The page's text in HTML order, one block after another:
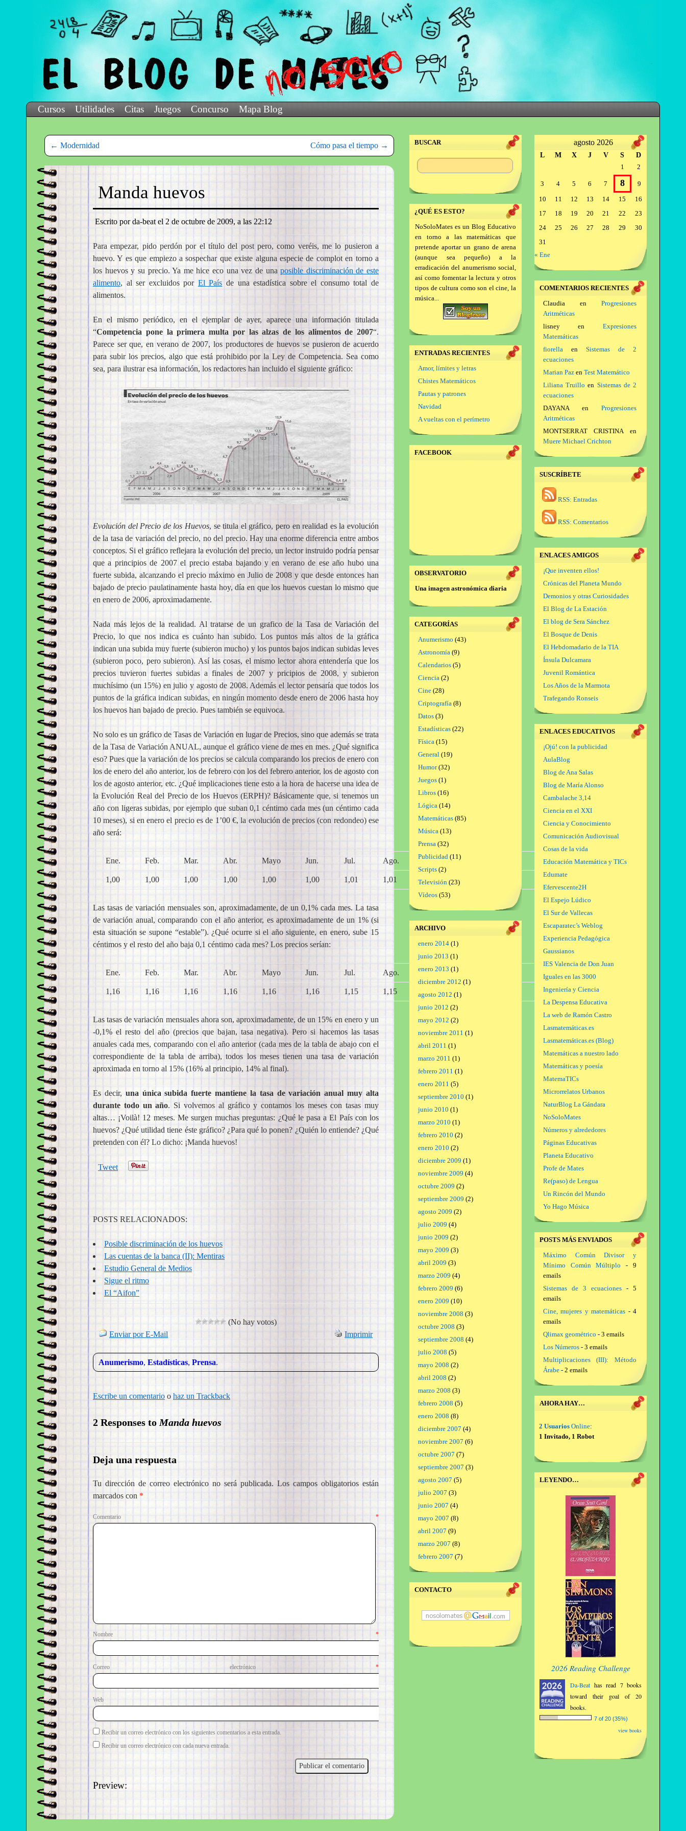
Cursos Utilidades Citas Juegos Concurso Mapa Blog
← Modernidad Cómo pasa el tiempo →
Manda huevos
Escrito por da-beat el 2 de octubre de 2009, a las 22:12
Para empezar, pido perdón por el título del post pero, como veréis, me lo pusieron a
huevo. Y es que empiezo a sospechar que existe alguna especie de complot en torno a
los huevos y su precio. Ya me hice eco una vez de unaposible discriminación de este
alimento, al ser excluidos por El País de una estadística sobre el consumo total de
alimentos.
En el mismo periódico, en el ejemplar de ayer, aparece una información titulada
“Competencia pone la primera multa por las alzas de los alimentos de 2007“.
Parece ser que, en verano de 2007, los productores de huevos se pusieron de acuerdo
para subir los precios, algo que está prohibido por la Ley de Competencia. Sea como
sea, para ilustrar esa información, los redactores han incluido el siguiente gráfico:
Evolución del Precio de los Huevos, se titula el gráfico, pero en realidad es la evolución
de la tasa de variación del precio, no del precio. Hay una enorme diferencia entre ambos
conceptos. Si el gráfico reflejara la evolución del precio, un lector instruido podría pensar
que a principios de 2007 el precio estaba bajando y en verano de ese año hubo una
fuerte subida, alcanzando el precio máximo en Julio de 2008 y que desde entonces han
bajado de precio paulatinamente hasta hoy, día en que los huevos cuestan lo mismo que
en enero de 2006, aproximadamente.
Nada más lejos de la realidad. Al tratarse de un grafico de la Tasa de Variación del
Precio, lo que nos indica es cuánto han subido. Los puntos más altos de la gráfica
indican una subida muy fuerte (subieron mucho) y los puntos bajos indican subidas leves
(subieron poco, pero subieron). Así las cosas, el mismo lector ahora entendería que los
precios tuvieron fuertes subidas a finales de 2007 y pricipios de 2008, y subieron
muchísimo (un 15%) en julio y agosto de 2008. Además el lector pensaría que todos los
puntos de la gráfica indican subidas, en ningún momento desde enero de 2006 hasta hoy
los huevos han bajado de precio. Pues también se equivoca.
No solo es un gráfico de Tasas de Variación en lugar de Precios, sino que además se trata
de la Tasa de Variación ANUAL, aunque el gráfico viene de mes en mes. ¿Qué significa
eso? Pues que la variación de los precios se calcula comparando los precios de enero con
los de enero del año anterior, los de febrero con los del febrero anterior, los de agosto con
los de agosto anterior, etc. ¿Qué implicaciones tiene esto a la hora de hacerse una idea de
la Evolución Real del Precio de los Huevos (ERPH)? Básicamente que, si tenemos un
año con ligeras subidas, por ejemplo que suban 0,1 céntimo cada mes (un céntimo cada
10 meses), si en enero el precio es de 1’00 €, la evolución de precios (con redondeo) ese
año será:
Ene. Feb. Mar. Abr. Mayo Jun. Jul. Ago. Sept. Dic.
1,00 1,00 1,00 1,00 1,00 1,00 1,01 1,01 1,01 1,01
Las tasas de variación mensuales son, aproximadamente, de un 0,1% cada mes. La tasa
de variación anual, comparando con el año anterior, es aproximadamente de un 1% (si
esta situación se supone “estable”). ¿Qué ocurre si el año siguiente, en enero, sube 15
céntimos y el resto del año baja 0,1 céntimo cada mes? Los precios serían:
Ene. Feb. Mar. Abr. Mayo Jun. Jul. Ago. Sept. Dic.
1,16 1,16 1,16 1,16 1,16 1,16 1,15 1,15 1,15 1,15
Las tasas de variación mensuales ahora son, aproximadamente, de un 15% en enero y un
-0,1% el resto del año (precios que bajan, tasa negativa). Pero si hacemos las tasas
anuales cada mes, comparando con el año anterior (cada mes de la tabla de abajo con el
correspondiente de la tabla de arriba), todos los meses tienen una tasa de variación
aproximada en torno al 15% (16% al principio, 14% al final).
Es decir, una única subida fuerte mantiene la tasa de variación anual muy alta
durante todo un año. Si volvemos al gráfico y contamos los meses con tasas muy
altas… ¡Voilà! 12 meses. Me surgen muchas preguntas: ¿Qué le pasa a El País con los
huevos? ¿Qué utilidad tiene éste gráfico? ¿Para qué lo ponen? ¿Quién lo entiende? ¿Qué
pretenden con él? Lo dicho: ¡Manda huevos!
Tweet
POSTS RELACIONADOS:
Posible discriminación de los huevos
Las cuentas de la banca (II): Mentiras
Estudio General de Medios
Sigue el ritmo
El “Aifon”
(No hay votos)
Enviar por E-Mail
Imprimir
Anumerismo, Estadísticas, Prensa.
Escribe un comentario o haz un Trackback
2 Responses to Manda huevos
Deja una respuesta
Tu dirección de correo electrónico no será publicada. Los campos obligatorios están
marcados con *
Comentario *
Nombre *
Correo electrónico *
Web
Recibir un correo electrónico con los siguientes comentarios a esta entrada.
Recibir un correo electrónico con cada nueva entrada.
Preview:
BUSCAR
¿QUÉ ES ESTO?
NoSoloMates es un Blog Educativo
en torno a las matemáticas que
pretende aportar un grano de arena
(aunque sea pequeño) a la
erradicación del anumerismo social,
así como fomentar la lectura y otros
tipos de cultura como son el cine, la
música...
ENTRADAS RECIENTES
Amor, límites y letras
Chistes Matemáticos
Pautas y patrones
Navidad
A vueltas con el perímetro
FACEBOOK
OBSERVATORIO
Una imagen astronómica diaria
CATEGORÍAS
Anumerismo (43)
Astronomía(9)
Calendarios(5)
Ciencia(2)
Cine(28)
Criptografía(8)
Datos(3)
Estadísticas(22)
Física(15)
General(19)
Humor(32)
Juegos(1)
Libros(16)
Lógica(14)
Matemáticas(85)
Música(13)
Prensa(32)
Publicidad(11)
Scripts(2)
Televisión(23)
Vídeos(53)
ARCHIVO
enero 2014(1)
junio 2013 (1)
enero 2013 (1)
diciembre 2012 (1)
agosto 2012 (1)
junio 2012 (2)
mayo 2012 (2)
noviembre 2011 (1)
abril 2011 (1)
marzo 2011 (1)
febrero 2011 (1)
enero 2011 (5)
septiembre 2010 (1)
junio 2010 (1)
marzo 2010 (1)
febrero 2010 (2)
enero 2010 (2)
diciembre 2009 (1)
noviembre 2009 (4)
octubre 2009 (2)
septiembre 2009 (2)
agosto 2009 (2)
julio 2009 (4)
junio 2009 (2)
mayo 2009 (3)
abril 2009 (3)
marzo 2009 (4)
febrero 2009 (6)
enero 2009 (10)
noviembre 2008 (3)
octubre 2008 (3)
septiembre 2008 (4)
julio 2008 (5)
mayo 2008 (2)
abril 2008 (2)
marzo 2008 (3)
febrero 2008 (5)
enero 2008 (8)
diciembre 2007 (4)
noviembre 2007 (6)
octubre 2007 (7)
septiembre 2007 (3)
agosto 2007 (5)
julio 2007 (3)
junio 2007 (4)
mayo 2007 (8)
abril 2007 (9)
marzo 2007 (8)
febrero 2007 (7)
CONTACTO
agosto 2026
L M X J V S
D
1
2
3 4 5 6 7 8
9
10
11 12 13 14 15
16
17
18 19 20 21 22
23
24
25 26 27 28 29
30
31
« Ene
COMENTARIOS RECIENTES
Claudiaen Progresiones
Aritméticas
lisneyen Expresiones
Matemáticas
fiorellaen Sistemas de 2
ecuaciones
Marian Pazen Test Matemático
Liliana Truillo en Sistemas de 2
ecuaciones
DAYANAen Progresiones
Aritméticas
MONTSERRAT CRISTINAen
Muere Michael Crichton
SUSCRÍBETE
RSS: Entradas
RSS: Comentarios
ENLACES AMIGOS
¡Que inventen ellos!
Crónicas del Planeta Mundo
Demonios y otras Curiosidades
El Blog de La Estación
El blog de Sera Sánchez
El Bosque de Denis
El Hebdomadario de la TIA
Ínsula Dulcamara
Juvenil Romántica
Los Años de la Marmota
Trafegando Ronseis
ENLACES EDUCATIVOS
¡Ojú! con la publicidad
AulaBlog
Blog de Ana Salas
Blog de María Alonso
Cambalache 3,14
Ciencia en el XXI
Ciencia y Conocimiento
Comunicación Audiovisual
Cosas de la vida
Educación Matemática y TICs
Edumate
Efervescente2H
El Espejo Lúdico
El Sur de Vallecas
Escaparatec’s Weblog
Experiencia Pedagógica
Gaussianos
IES Valencia de Don Juan
Iguales en las 3000
Ingeniería y Ciencia
La Despensa Educativa
La web de Ramón Castro
Lasmatemáticas.es
Lasmatemáticas.es (Blog)
Matemáticas a nuestro lado
Matemáticas y poesía
MatemaTICs
Microrrelatos Urbanos
NaturBlog La Gándara
NoSoloMates
Números y alrededores
Páginas Educativas
Planeta Educativo
Profe de Mates
Re(paso) de Lengua
Un Rincón del Mundo
Yo Hago Música
POSTS MÁS ENVIADOS
Máximo Común Divisor y
Mínimo Común Múltiplo - 9
emails
Sistemas de 3 ecuaciones- 5
emails
Cine, mujeres y matemáticas - 4
emails
Qlimax geométrico - 3 emails
Los Números- 3 emails
Multiplicaciones (III): Método
Árabe- 2 emails
AHORA HAY…
2 Usuarios Online:
1 Invitado, 1 Robot
LEYENDO…
2026 Reading Challenge
Da-Beat has read 7 books
toward their goal of 20
books.
7 of 20 (35%)
view books